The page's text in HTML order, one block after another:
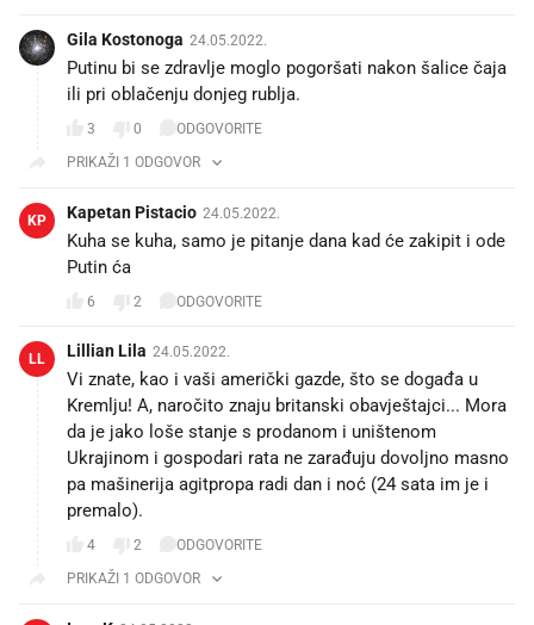
Gila Kostonoga 24.05.2022.
Putinu bi se zdravlje moglo pogoršati nakon šalice čaja
ili pri oblačenju donjeg rublja.
3 0
ODGOVORITE
PRIKAŽI 1 ODGOVOR
KP Kapetan Pistacio 24.05.2022.
Kuha se kuha, samo je pitanje dana kad će zakipit i ode
Putin ća 😉
6 2 ODGOVORITE
LL Lillian Lila 24.05.2022.
Vi znate, kao i vaši američki gazde, što se događa u
Kremlju! A, naročito znaju britanski obavještajci... Mora
da je jako loše stanje s prodanom i uništenom
Ukrajinom i gospodari rata ne zarađuju dovoljno masno
pa mašinerija agitpropa radi dan i noć (24 sata im je i
premalo).
4 2
ODGOVORITE
PRIKAŽI 1 ODGOVOR